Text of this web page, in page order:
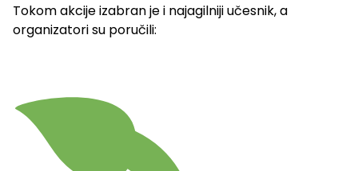
Tokom akcije izabran je i najagilniji učesnik, a
organizatori su poručili: